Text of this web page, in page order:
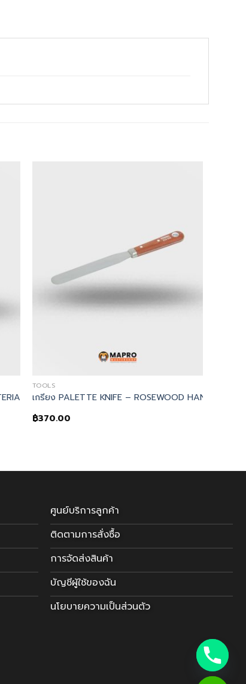
GRIP – Kennedy, เกรียง 2″ SCALE TANG SCRAPER –
TOOLS
เกรียง PALETTE KNIFE – ROSEWOOD HANDLE –
฿370.00
ศูนย์บริการลูกค้า
ติดตามการสั่งซื้อ
การจัดส่งสินค้า
บัญชีผู้ใช้ของฉัน
นโยบายความเป็นส่วนตัว